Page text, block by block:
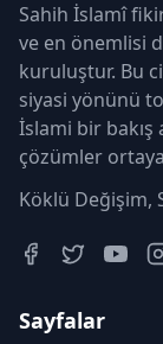
Sahih İslamî
ve en önemlisi
kuruluştur. Bu
siyasi yönünü
İslami bir bakış
çözümler
Köklü Değişim,
Sayfalar